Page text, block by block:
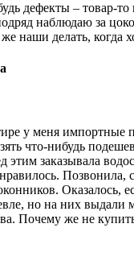
дефекты – товар-
наблюдаю за
наши делать, когда
у меня импортные
что-нибудь
этим заказывала
Позвонила,
Оказалось,
но на них выдали
Почему же не